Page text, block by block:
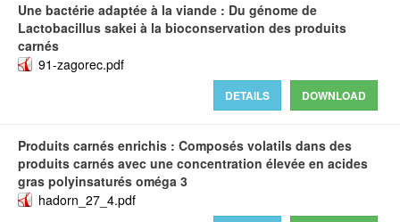
Une bactérie adaptée à la viande : Du génome de
Lactobacillus sakei à la bioconservation des produits
carnés
91-zagorec.pdf
DOWNLOAD
DETAILS
Produits carnés enrichis : Composés volatils dans des
produits carnés avec une concentration élevée en acides
gras polyinsaturés oméga 3
hadorn_27_4.pdf